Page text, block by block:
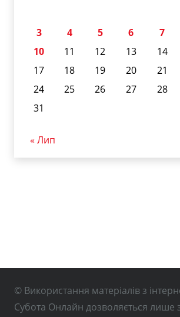
3
4 5 6 7
10
11 12 13 14
17
18 19 20 21
24
25 26 27 28
31
« Лип
© Використання матеріалів з
Субота Онлайн дозволяється лише